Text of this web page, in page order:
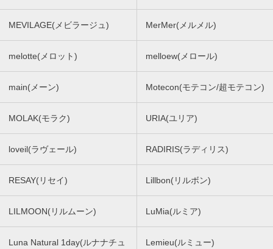
MEVILAGE(メビラージュ) MerMer(メルメル)
melotte(メロット) melloew(メロール)
main(メーン) Motecon(モテコン/超モテコン)
MOLAK(モラク) URIA(ユリア)
loveil(ラヴェール) RADIRIS(ラディリス)
RESAY(リセイ) Lillbon(リルボン)
LILMOON(リルムーン) LuMia(ルミア)
Luna Natural 1day(ルナナチュ
Lemieu(ルミュー)